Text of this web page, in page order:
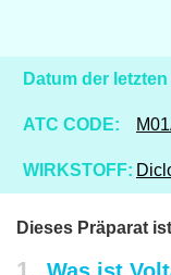
Datum der
ATC CODE:
WIRKSTOFF:
Dieses Präparat